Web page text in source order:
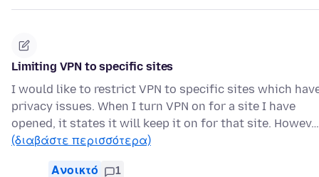
Limiting VPN to specific sites
I would like to restrict VPN to specific sites which
privacy issues. When I turn VPN on for a site I have
opened, it states it will keep it on for that site. Howev…
(διαβάστε περισσότερα)
Ανοικτό 1